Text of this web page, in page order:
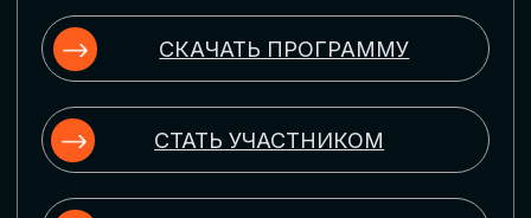
ЦИФРОВИЗАЦИЯ
УПРАВЛЕНИЯ ПЕРСОНАЛОМ
Рассмотрим управление человеческим
комплексные решения для роста
производительности и кейсы
оптимизации процессов найма,
развития, оценки и удержания